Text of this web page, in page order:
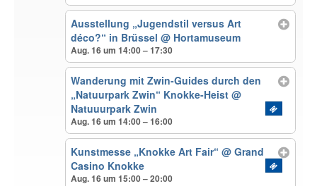
Ausstellung „Jugendstil versus Art
déco?“ in Brüssel@ Hortamuseum
Aug. 16 um 14:00 – 17:30
Wanderung mit Zwin-Guides durch den
„Natuurpark Zwin“ Knokke-Heist@
Natuuurpark Zwin
Aug. 16 um 14:00 – 16:00
Kunstmesse „Knokke Art Fair“@ Grand
Casino Knokke
Aug. 16 um 15:00 – 20:00